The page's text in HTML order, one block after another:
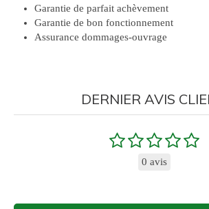
Garantie de parfait achèvement
Garantie de bon fonctionnement
Assurance dommages-ouvrage
DERNIER AVIS
0 avis